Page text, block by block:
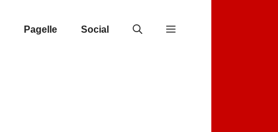
Pagelle Social